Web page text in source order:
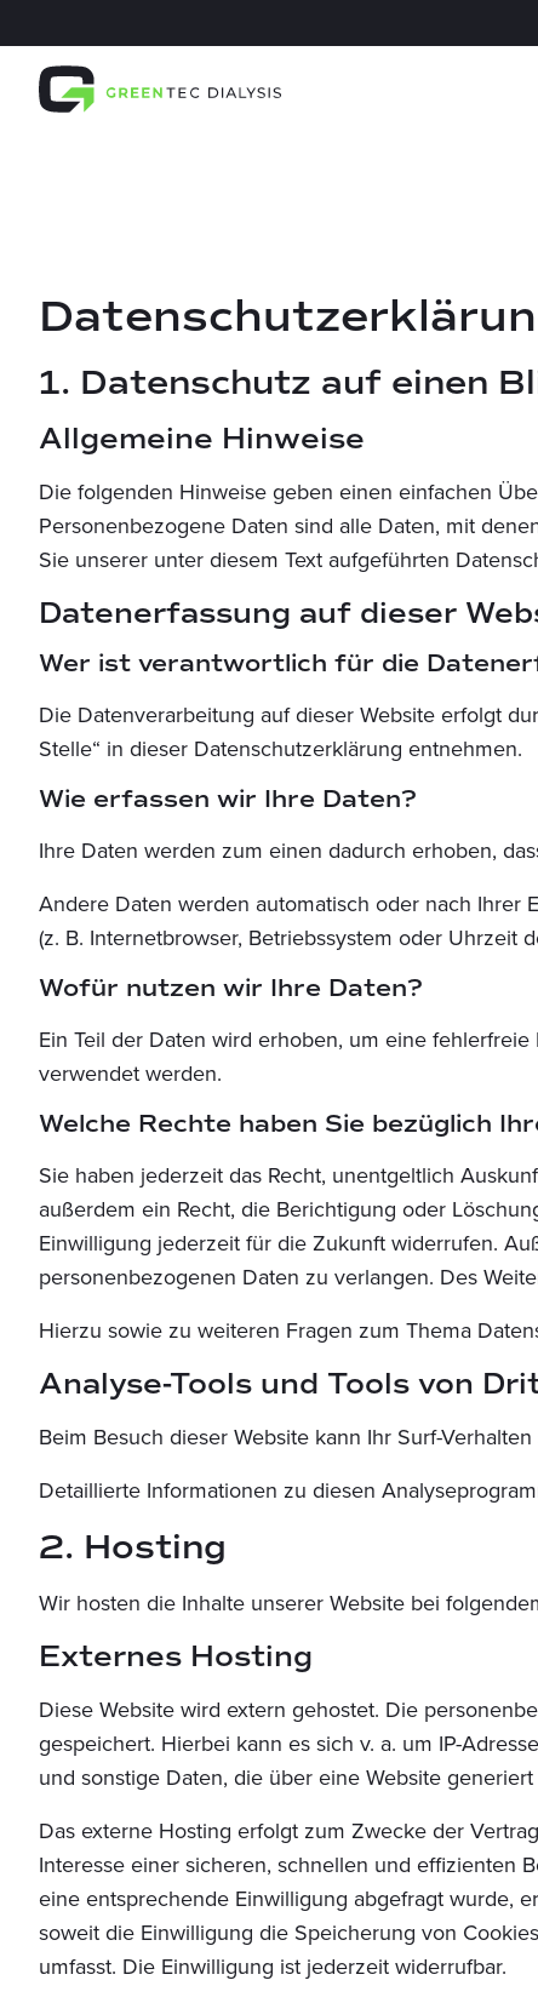
1. Datenschutz auf einen
Allgemeine Hinweise
Die folgenden Hinweise geben einen einfachen
Personenbezogene Daten sind alle Daten, mit
Sie unserer unter diesem Text aufgeführten
Datenerfassung auf dieser
Wer ist verantwortlich für die
Die Datenverarbeitung auf dieser Website erfolgt
Stelle“ in dieser Datenschutzerklärung entnehmen.
Wie erfassen wir Ihre Daten?
Ihre Daten werden zum einen dadurch erhoben,
Andere Daten werden automatisch oder nach Ihrer
(z. B. Internetbrowser, Betriebssystem oder Uhrzeit
Wofür nutzen wir Ihre Daten?
Ein Teil der Daten wird erhoben, um eine
verwendet werden.
Welche Rechte haben Sie bezüglich
Sie haben jederzeit das Recht, unentgeltlich
außerdem ein Recht, die Berichtigung oder
Einwilligung jederzeit für die Zukunft widerrufen.
personenbezogenen Daten zu verlangen. Des
Hierzu sowie zu weiteren Fragen zum Thema
Analyse-Tools und Tools von
Beim Besuch dieser Website kann Ihr Surf-
Detaillierte Informationen zu diesen
2. Hosting
Wir hosten die Inhalte unserer Website bei
Externes Hosting
Diese Website wird extern gehostet. Die
gespeichert. Hierbei kann es sich v. a. um IP-
und sonstige Daten, die über eine Website
Das externe Hosting erfolgt zum Zwecke der
Interesse einer sicheren, schnellen und effizienten
eine entsprechende Einwilligung abgefragt wurde,
soweit die Einwilligung die Speicherung von
umfasst. Die Einwilligung ist jederzeit widerrufbar.